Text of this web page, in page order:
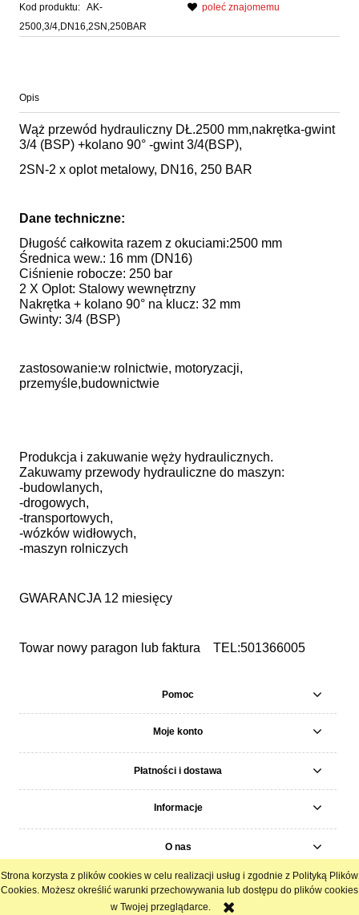
Strona korzysta z plików cookies w celu realizacji usług i zgodnie z Polityką Plików
Cookies. Możesz określić warunki przechowywania lub dostępu do plików cookies
w Twojej przeglądarce.
Kod produktu: AK-
2500,3/4,DN16,2SN,250BAR
poleć znajomemu
Opis
Wąż przewód hydrauliczny DŁ.2500 mm,nakrętka-gwint
3/4 (BSP) +kolano 90° -gwint 3/4(BSP),
2SN-2 x oplot metalowy, DN16, 250 BAR
Dane techniczne:
Długość całkowita razem z okuciami:2500 mm
Średnica wew.: 16 mm (DN16)
Ciśnienie robocze: 250 bar
2 X Oplot: Stalowy wewnętrzny
Nakrętka + kolano 90° na klucz: 32 mm
Gwinty: 3/4 (BSP)
zastosowanie:w rolnictwie, motoryzacji,
przemyśle,budownictwie
Produkcja i zakuwanie węży hydraulicznych.
Zakuwamy przewody hydrauliczne do maszyn:
-budowlanych,
-drogowych,
-transportowych,
-wózków widłowych,
-maszyn rolniczych
GWARANCJA 12 miesięcy
Towar nowy paragon lub faktura TEL:501366005
Pomoc
Moje konto
Płatności i dostawa
Informacje
O nas
pokaż pełną wersję strony